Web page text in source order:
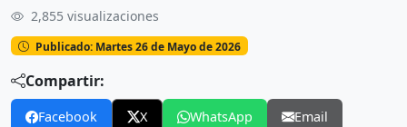
La Endoscopía: Procedimiento y protocolo
2,855 visualizaciones
Publicado: Martes 26 de Mayo de 2026
Compartir:
Facebook X WhatsApp Email